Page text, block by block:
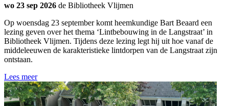
wo 23 sep 2026 de Bibliotheek Vlijmen
Op woensdag 23 september komt heemkundige Bart Beaard een
lezing geven over het thema ‘Lintbebouwing in de Langstraat’ in
Bibliotheek Vlijmen. Tijdens deze lezing legt hij uit hoe vanaf de
middeleeuwen de karakteristieke lintdorpen van de Langstraat zijn
ontstaan.
Lees meer